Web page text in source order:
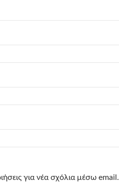
για νέα σχόλια μέσω email.